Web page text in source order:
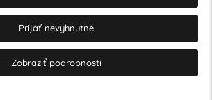
Prijať nevyhnutné
Zobraziť podrobnosti